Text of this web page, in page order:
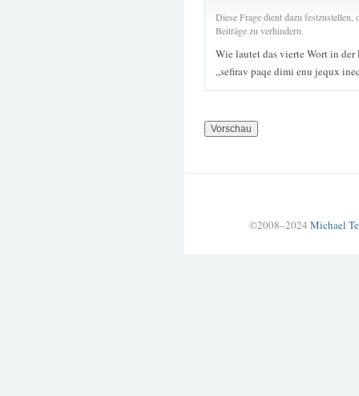
Diese Frage dient dazu
Beiträge zu verhindern.
Wie lautet das vierte Wort in der
„sefirav paqe dimi enu jequx
©2008–2024 Michael